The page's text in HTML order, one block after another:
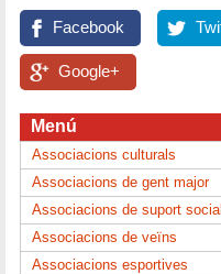
Facebook
Google+
Menú
Associacions culturals
Associacions de gent major
Associacions de suport
Associacions de veïns
Associacions esportives